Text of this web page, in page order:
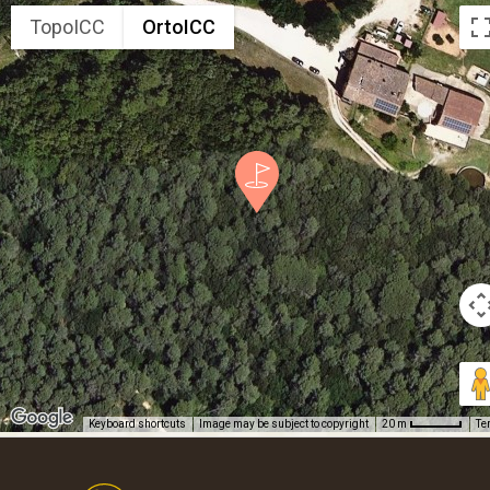
TopoICC OrtoICC
Keyboard shortcuts Image may be subject to copyright 20 m